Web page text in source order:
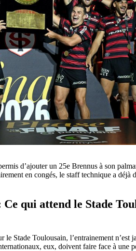
d’ajouter un 25e Brennus à son
en congés, le staff technique a déjà
qui attend le Stade
Stade Toulousain, l’entrainement n’est
eux, doivent faire face à une